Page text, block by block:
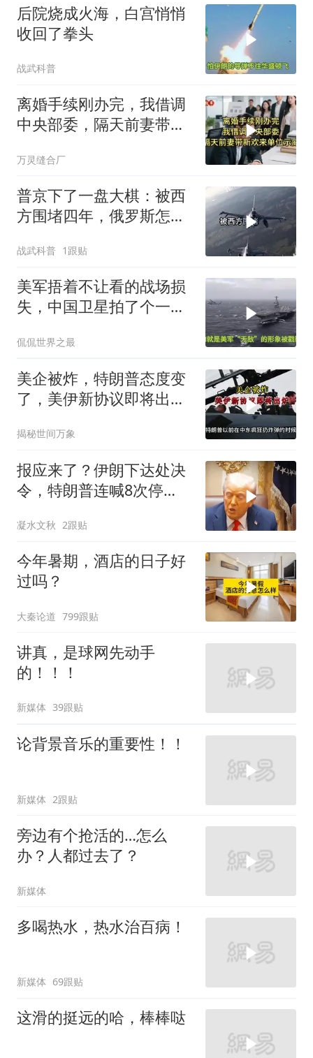
后院烧成火海，白宫悄悄
收回了拳头
战武科普
离婚手续刚办完，我借调
中央部委，隔天前妻带新
万灵缝合厂
普京下了一盘大棋：被西
方围堵四年，俄罗斯怎么
战武科普 1跟贴
美军捂着不让看的战场损
失，中国卫星拍了个一清
侃侃世界之最
美企被炸，特朗普态度变
了，美伊新协议即将出
揭秘世间万象
报应来了？伊朗下达处决
令，特朗普连喊8次停
凝水文秋 2跟贴
今年暑期，酒店的日子好
过吗？
大秦论道 799跟贴
讲真，是球网先动手
的！！！
新媒体 39跟贴
论背景音乐的重要性！！
新媒体 2跟贴
旁边有个抢活的…怎么
办？人都过去了？
新媒体
多喝热水，热水治百病！
新媒体 69跟贴
这滑的挺远的哈，棒棒哒